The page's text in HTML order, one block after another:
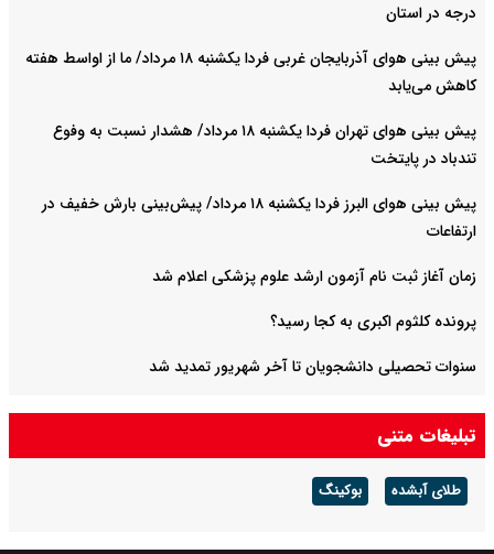
درجه در استان
پیش بینی هوای آذربایجان غربی فردا یکشنبه ۱۸ مرداد/ ما از اواسط هفته
کاهش می‌یابد
پیش بینی هوای تهران فردا یکشنبه ۱۸ مرداد/ هشدار نسبت به وفوع
تندباد در پایتخت
پیش بینی هوای البرز فردا یکشنبه ۱۸ مرداد/ پیش‌بینی بارش خفیف در
ارتفاعات
زمان آغاز ثبت نام آزمون ارشد علوم پزشکی اعلام شد
پرونده کلثوم اکبری به کجا رسید؟
سنوات تحصیلی دانشجویان تا آخر شهریور تمدید شد
این شهر در مصرف تریاک صدرنشین است
تبلیغات متنی
طلای آبشده بوکینگ